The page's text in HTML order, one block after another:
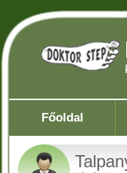
Főoldal